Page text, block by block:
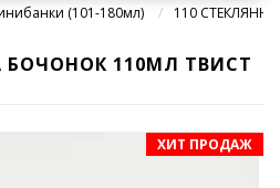
(101-180мл) 110
БОЧОНОК 110МЛ ТВИСТ
ХИТ ПРОДАЖ